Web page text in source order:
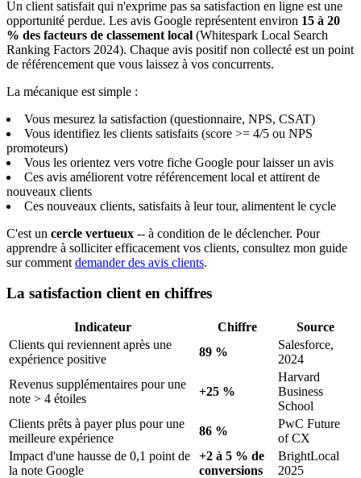
Un client satisfait qui n'exprime pas sa satisfaction en ligne est une
opportunité perdue. Les avis Google représentent environ 15 à 20
% des facteurs de classement local (Whitespark Local Search
Ranking Factors 2024). Chaque avis positif non collecté est un point
de référencement que vous laissez à vos concurrents.
La mécanique est simple :
Vous mesurez la satisfaction (questionnaire, NPS, CSAT)
Vous identifiez les clients satisfaits (score >= 4/5 ou NPS
promoteurs)
Vous les orientez vers votre fiche Google pour laisser un avis
Ces avis améliorent votre référencement local et attirent de
nouveaux clients
Ces nouveaux clients, satisfaits à leur tour, alimentent le cycle
C'est un cercle vertueux -- à condition de le déclencher. Pour
apprendre à solliciter efficacement vos clients, consultez mon guide
sur comment demander des avis clients.
La satisfaction client en chiffres
Indicateur Chiffre
Source
Clients qui reviennent après une
expérience positive
89 %
Salesforce,
2024
Revenus supplémentaires pour une
note > 4 étoiles
+25 %
Harvard
Business
School
Clients prêts à payer plus pour une
meilleure expérience
86 %
PwC Future
of CX
Impact d'une hausse de 0,1 point de
la note Google
+2 à 5 % de
conversions
BrightLocal
2025